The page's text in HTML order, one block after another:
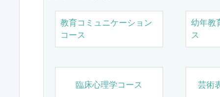
教育コミュニケーション
コース
幼年教
ス
臨床心理学コース 芸術